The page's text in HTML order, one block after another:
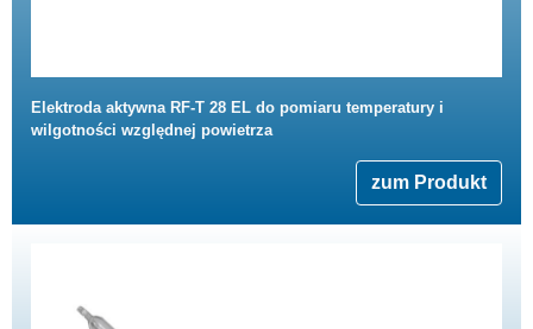
Elektroda aktywna RF-T 28 EL do pomiaru temperatury i
wilgotności względnej powietrza
zum Produkt